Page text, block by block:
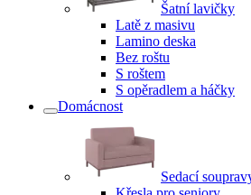
Šatní lavičky
Latě z masivu
Lamino deska
Bez roštu
S roštem
S opěradlem a háčky
Domácnost
Sedací